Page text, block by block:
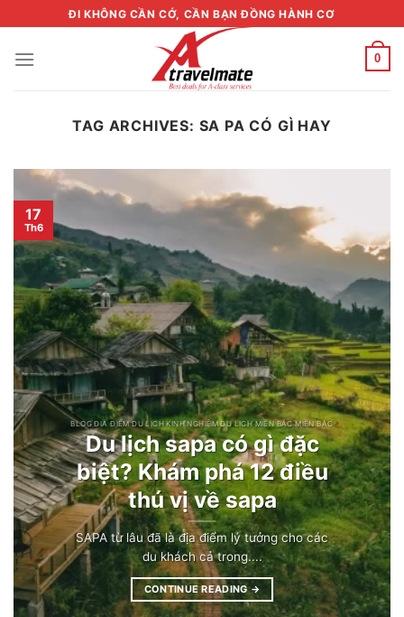
to
content
ĐI KHÔNG CẦN CỚ, CẦN BẠN ĐỒNG HÀNH CƠ
0
TAG ARCHIVES: SA PA CÓ GÌ HAY
BLOG ĐỊA ĐIỂM DU LỊCH KINH NGHIỆM DU LỊCH MIỀN BẮC MIỀN BẮC
Du lịch sapa có gì đặc
biệt? Khám phá 12 điều
thú vị về sapa
SAPA từ lâu đã là địa điểm lý tưởng cho các
du khách cả trong....
CONTINUE READING→
17
Th6